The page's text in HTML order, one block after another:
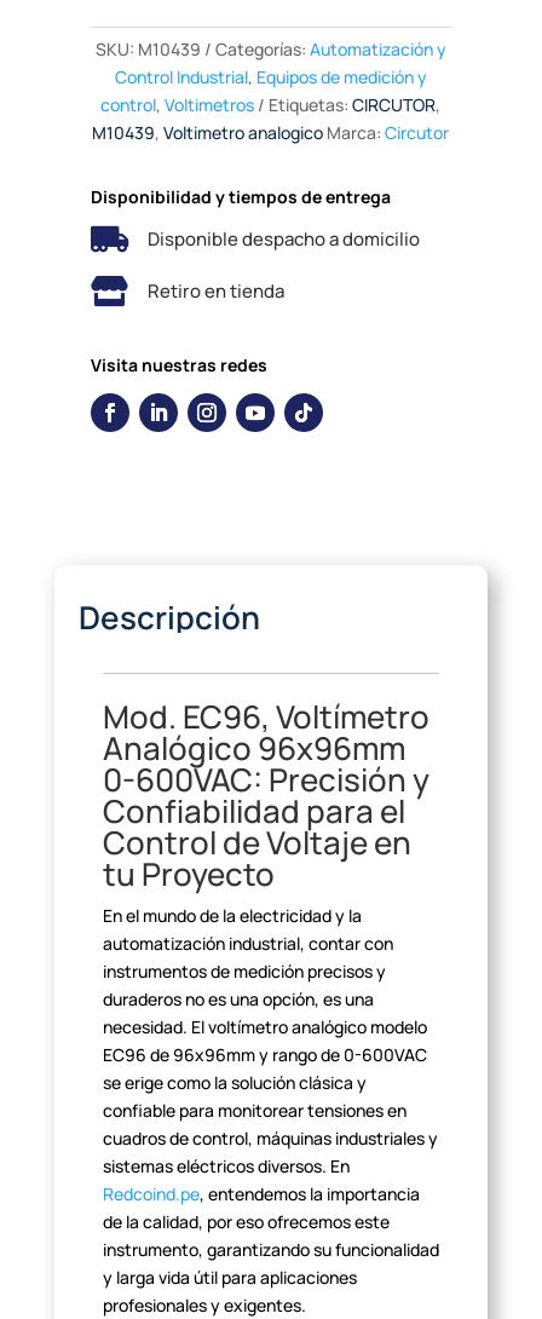
SKU: M10439 Categorías: Automatización y
Control Industrial, Equipos de medición y
control,Voltimetros Etiquetas:CIRCUTOR,
M10439,Voltimetro analogico Marca:Circutor
Disponibilidad y tiempos de entrega
 Disponible despacho a domicilio
 Retiro en tienda
Visita nuestras redes
Descripción
Mod. EC96, Voltímetro
Analógico96x96mm
0-600VAC: Precisión y
Confiabilidad para el
Control de Voltaje en
tu Proyecto
En el mundo de la electricidad y la
automatización industrial, contar con
instrumentos de medición precisos y
duraderos no es una opción, esuna
necesidad. El voltímetro analógico modelo
EC96 de 96x96mm y rango de0-600VAC
se erige como la solución clásica y
confiable para monitoreartensiones en
cuadros de control, máquinas industriales y
sistemas eléctricosdiversos. En
Redcoind.pe, entendemos la importancia
de la calidad, por eso ofrecemos este
instrumento, garantizando sufuncionalidad
y larga vida útil para aplicaciones
profesionales yexigentes.